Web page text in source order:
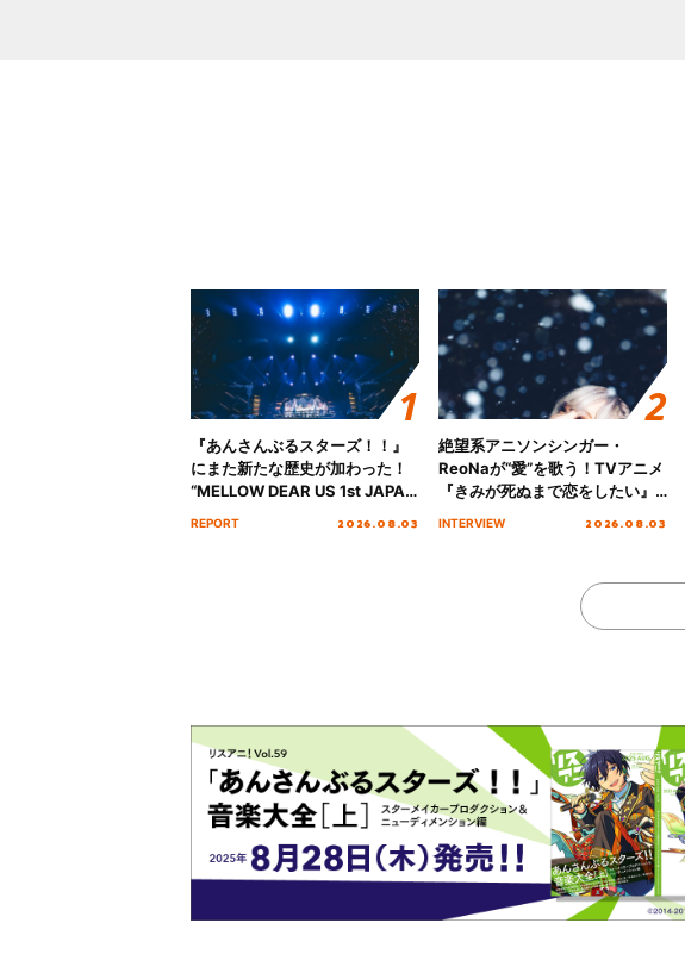
『あんさんぶるスターズ！！』
にまた新たな歴史が加わった！
“MELLOW DEAR US 1st JAPAN
!!」Dear 横浜BUNTAI”をレポー
REPORT 2026.08.03
絶望系アニソンシンガー・
ReoNaが“愛”を歌う！TVアニメ
『きみが死ぬまで恋をしたい』
INTERVIEW 2026.08.03